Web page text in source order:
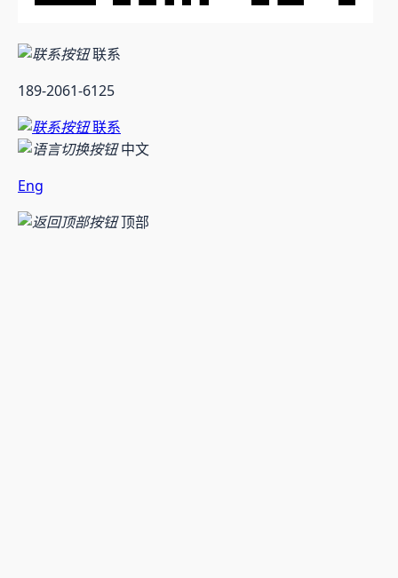
联系
189-2061-6125
联系
中文
Eng
顶部